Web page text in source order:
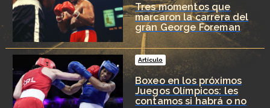
Tres momentos que
marcaron la carrera del
gran George Foreman
Boxeo en los próximos
Juegos Olímpicos: les
contamos si habrá o no
Artículo